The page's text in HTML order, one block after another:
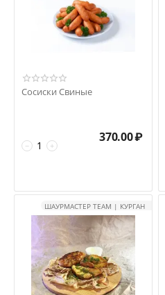
Сосиски Свиные
+
−
370.00₽
ШАУРМАСТЕР TEAM | КУРГАН